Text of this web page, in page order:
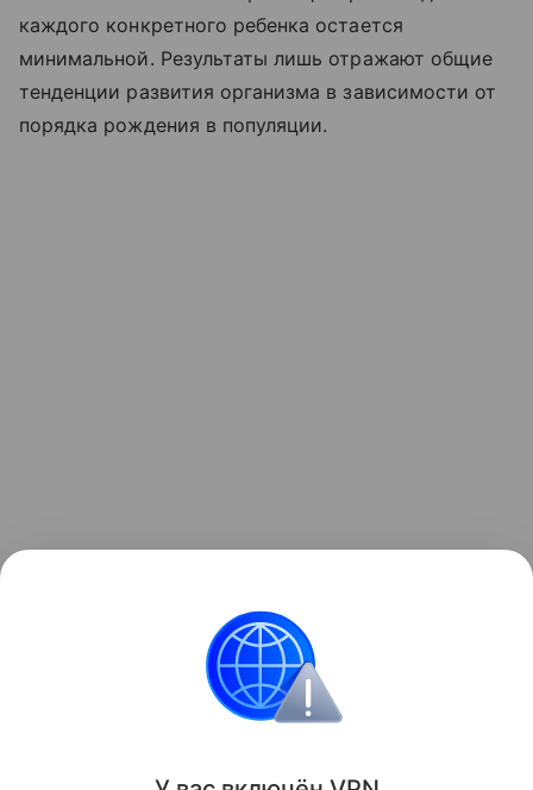
каждого конкретного ребенка остается
минимальной. Результаты лишь отражают общие
тенденции развития организма в зависимости от
порядка рождения в популяции.
рассказывала
в деревне дети реже страдают аллергией.